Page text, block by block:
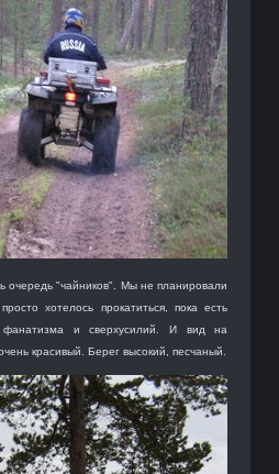
очередь "чайников". Мы не планировали
хотелось прокатиться, пока есть
фанатизма и сверхусилий. И вид на
красивый. Берег высокий, песчаный.